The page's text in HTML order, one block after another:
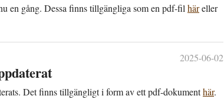
en gång. Dessa finns till­gängliga som en pdf-fil häreller
2025-06-02
Det finns till­gängligt i form av ett pdf-dokumenthär.